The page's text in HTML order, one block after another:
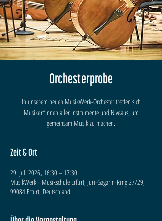
Orchesterprobe
In unserem neuen MusikWerk-Orchester treffen sich
Musiker*innen aller Instrumente und Niveaus, um
gemeinsam Musik zu machen.
Zeit & Ort
29. Juli 2026, 16:30 – 17:30
MusikWerk - Musikschule Erfurt, Juri-Gagarin-Ring 27/29,
99084 Erfurt, Deutschland